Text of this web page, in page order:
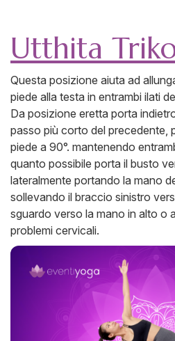
Utthita
Questa posizione aiuta ad
piede alla testa in entrambi ilati
Da posizione eretta porta
passo più corto del precedente,
piede a 90°. mantenendo
quanto possibile porta il busto
lateralmente portando la mano
sollevando il braccio sinistro
sguardo verso la mano in alto o
problemi cervicali.